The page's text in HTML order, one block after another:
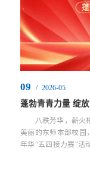
09 / 2026-05
八秩芳华，薪火相
美丽的东师本部校园
年华“五四接力赛”